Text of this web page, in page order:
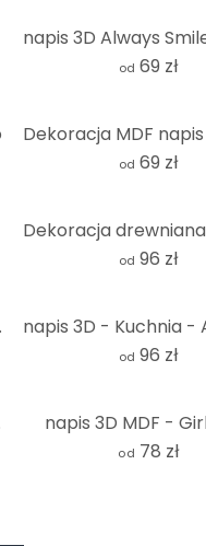
od 69 zł
od 69 zł
od 96 zł
od 96 zł
napis 3D MDF -
od 78 zł